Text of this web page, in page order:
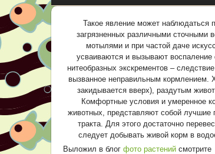
Такое явление может наблюдаться
загрязненных различными
мотылями и при частой даче
усваиваются и вызывают
нитеобразных экскрементов –
вызванное неправильным кормлением.
закидывается вверх), раздутым
Комфортные условия и умеренное
животных, представляют собой лучшие
тракта. Для этого достаточно
следует добывать живой корм в
Выложил в блог фото растений смотрите